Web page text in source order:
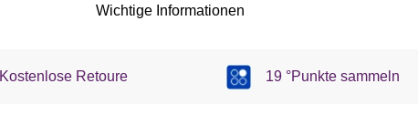
Wichtige Informationen
Kostenlose Retoure 19 °Punkte sammeln